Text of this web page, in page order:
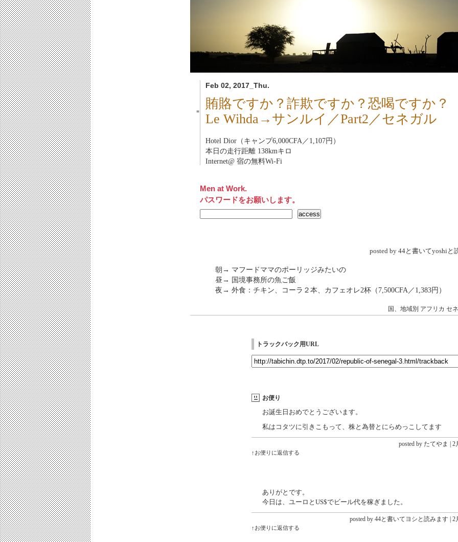
Feb 02, 2017_Thu.
■
賄賂ですか？詐欺ですか？恐喝ですか？
Le Wihda→サンルイ／Part2／セネガル
Hotel Dior（キャンプ6,000CFA／1,107円）
本日の走行距離 138kmキロ
Internet@ 宿の無料Wi-Fi
Men at Work.
パスワードをお願いします。
posted by 44と書いてyoshiと
朝→ マフードママのポーリッジみたいの
昼→ 国境事務所の魚ご飯
夜→ 外食：チキン、コーラ２本、カフェオレ2杯（7,500CFA／1,383円）
国、地域別 アフリカ セ
トラックバック用URL
お便り
お誕生日おめでとうございます。
私はコタツに引きこもって、株と為替とにらめっこしてます
posted by たてやま | 2
↑お便りに返信する
ありがとです。
今日は、ユーロとUS$でビール代を稼ぎました。
posted by 44と書いてヨシと読みます | 2
↑お便りに返信する